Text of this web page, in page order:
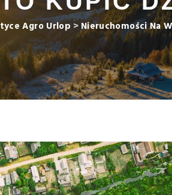
Agro Urlop >Nieruchomości Na